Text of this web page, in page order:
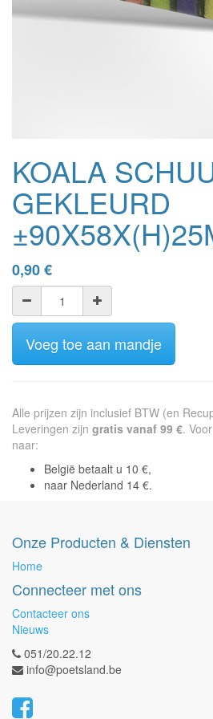
KOALA
GEKLEURD
0,90€
Voeg toe aan mandje
Alle prijzen zijn inclusief BTW (en
Leveringen zijn gratis vanaf 99 €.
naar:
België betaalt u 10 €,
naar Nederland 14 €.
Onze Producten & Diensten
Home
Connecteer met ons
Contacteer ons
Nieuws
051/20.22.12
info@poetsland.be